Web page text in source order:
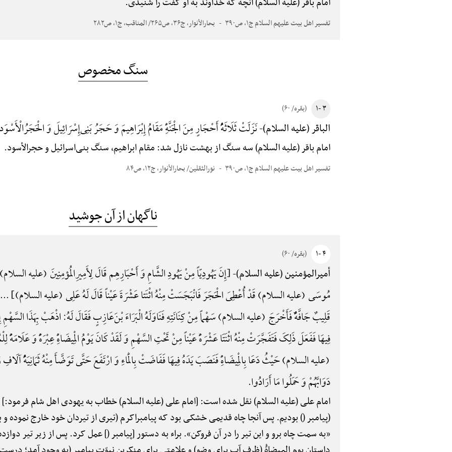
تفسیر اهل بیت علیهم السلام ج۱، ص۳۹۰ بحارالأنوار، ج۳۶، ص۲۶۵/ المناقب، ج۱، ص۲۸۲
سنگ مخصوص
۳ -۱ (بقره/ ۶۰)
الباقر (علیه السلام)-نَزَلَتْ ثَلَاثَهًُْ أَحْجَارٍ مِنَ الْجَنَّهًِْ مَقَامُ إِبْرَاهِیمَ وَ حَجَرُ بَنِی‌إِسْرَائِیلَ وَ
امام باقر (علیه السلام) سه سنگ از بهشت نازل شد: مقام ابراهیم، سنگ بنی‌اسرائیل و حجرالأسود.
تفسیر اهل بیت علیهم السلام ج۱، ص۳۹۰ نورالثقلین/ بحارالأنوار، ج۱۲، ص۸۴
ناگهان از آن جوشید
۴ -۱ (بقره/ ۶۰)
أمیرالمؤمنین (علیه السلام)-{إِنَ یَهُودِیّاً مِنْ یَهُودِ الشَّامِ وَ أَحْبَارِهِم قَالَ لِأَمِیرِ‌المُؤمِنِینَ (علیه
مُوسَی (علیه السلام) قَدْ أُعْطِیَ الْحَجَرَ فَانْبَجَسَتْ مِنْهُ اثْنَتا عَشْرَةَ عَیْناً قَالَ لَهُ عَلِی (علیه السلام)} ...
قَلِیبٌ جَافَّهًٌْ فَأَخْرَجَ (علیه السلام) سَهْماً مِنْ کِنَانَتِهِ فَنَاوَلَهُ الْبَرَاءَ بْنَ‌عَازِبٍ فَقَالَ لَهُ: اذْهَبْ بِهَذَا
فِیهَا فَفَعَلَ ذَلِکَ فَتَفَجَّرَتْ مِنْهُ اثْنَتَا عَشْرَهًَْ عَیْناً مِنْ تَحْتِ السَّهْمِ وَ لَقَدْ کَانَ یَوْمُ الْمِیضَاهًِْ عِبْرَهًًْ وَ
(علیه السلام) حَیْثُ دَعَا بِالْمِیضَاهًِْ فَنَصَبَ یَدَهُ فِیهَا فَفَاضَتْ بِالْمَاءِ وَ ارْتَفَعَ حَتَّی تَوَضَّأَ مِنْهُ ثَمَانِیَهًُْ
دَوَابَّهُمْ وَ حَمَلُوا مَا أَرَادُوا.
امام علی (علیه السلام) نقل شده است: [امام علی (علیه السلام) خطاب به یهودی اهل شام فرمود:]
(پیامبر () بودیم. پس آنجا چاه قدیمی خشکی بود که پیامبراکرم (تیری از تیردان خود خارج نموده و
«به سمت چاه برو و این تیر را در آن فروکن». براء به دستور [پیامبر (] عمل کرد. پس از زیر تیر